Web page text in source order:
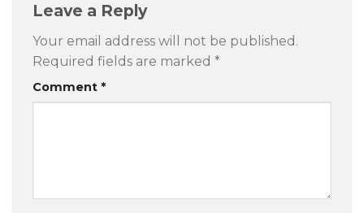
Leave a Reply
Your email address will not be published.
Required fields are marked *
Comment *